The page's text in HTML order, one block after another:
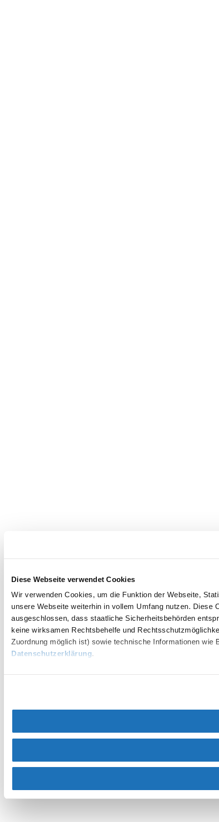
Diese Webseite verwendet Cookies
Wir verwenden Cookies, um die Funktion der Webseite,
unsere Webseite weiterhin in vollem Umfang nutzen.
ausgeschlossen, dass staatliche Sicherheitsbehörden
keine wirksamen Rechtsbehelfe und
Zuordnung möglich ist) sowie technische Informationen
Datenschutzerklärung.